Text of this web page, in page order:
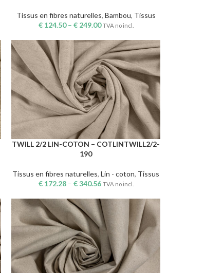
Tissus en fibres naturelles, Bambou, Tissus
€124.50– €249.00 TVA no incl.
CHOIX DES OPTIONS
TWILL 2/2 LIN-COTON – COTLINTWILL2/2-
190
Tissus en fibres naturelles,Lin - coton, Tissus
€172.28– €340.56 TVA no incl.